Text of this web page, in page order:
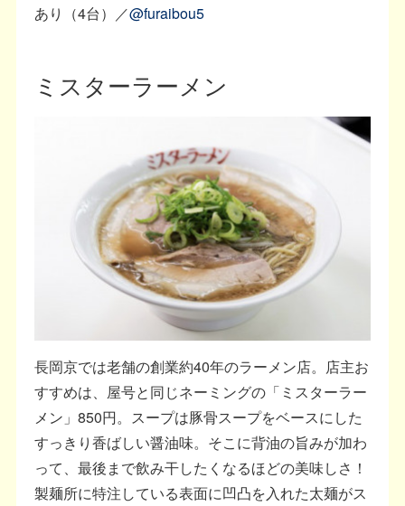
あり（4台）／@furaibou5
ミスターラーメン
長岡京では老舗の創業約40年のラーメン店。店主お
すすめは、屋号と同じネーミングの「ミスターラー
メン」850円。スープは豚骨スープをベースにした
すっきり香ばしい醤油味。そこに背油の旨みが加わ
って、最後まで飲み干したくなるほどの美味しさ！
製麺所に特注している表面に凹凸を入れた太麺がス